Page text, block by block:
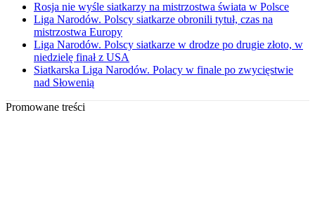
Rosja nie wyśle siatkarzy na mistrzostwa świata w Polsce
Liga Narodów. Polscy siatkarze obronili tytuł, czas na
mistrzostwa Europy
Liga Narodów. Polscy siatkarze w drodze po drugie złoto, w
niedzielę finał z USA
Siatkarska Liga Narodów. Polacy w finale po zwycięstwie
nad Słowenią
Promowane treści